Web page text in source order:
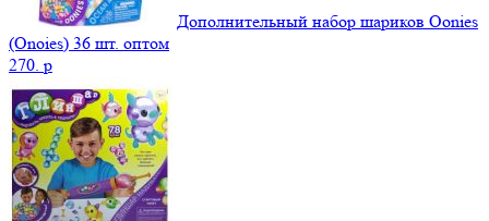
Дополнительный набор шариков Oonies
(Onoies) 36 шт. оптом
270. p